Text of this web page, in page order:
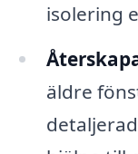
isolering
äldre